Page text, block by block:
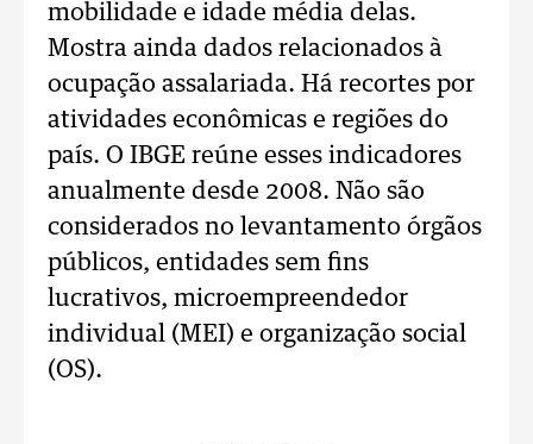
mobilidade e idade média delas.
Mostra ainda dados relacionados à
ocupação assalariada. Há recortes por
atividades econômicas e regiões do
país. O IBGE reúne esses indicadores
anualmente desde 2008. Não são
considerados no levantamento órgãos
públicos, entidades sem fins
lucrativos, microempreendedor
individual (MEI) e organização social
(OS).